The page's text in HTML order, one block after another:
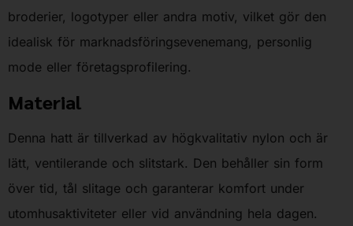
broderier, logotyper eller andra motiv, vilket gör den
idealisk för marknadsföringsevenemang, personlig
mode eller företagsprofilering.
Material
Denna hatt är tillverkad av högkvalitativ nylon och är
lätt, ventilerande och slitstark. Den behåller sin form
över tid, tål slitage och garanterar komfort under
utomhusaktiviteter eller vid användning hela dagen.